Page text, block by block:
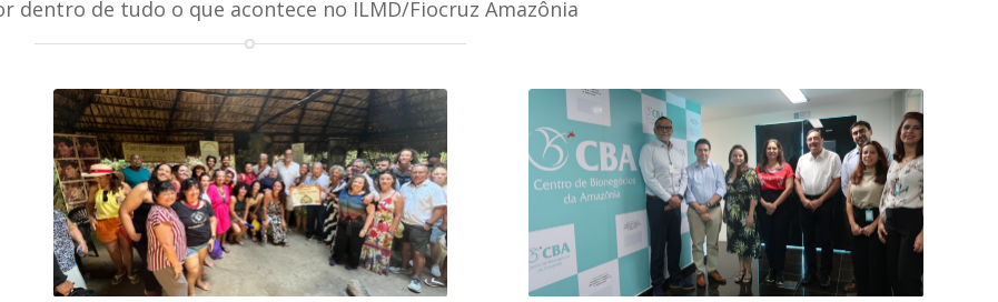
dentro de tudo o que acontece no ILMD/Fiocruz Amazônia